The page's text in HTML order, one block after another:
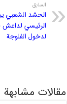
السابق
الحشد الشعبي
الرئيسي لداعش
لدخول الفلوجة
مقالات مشابهة